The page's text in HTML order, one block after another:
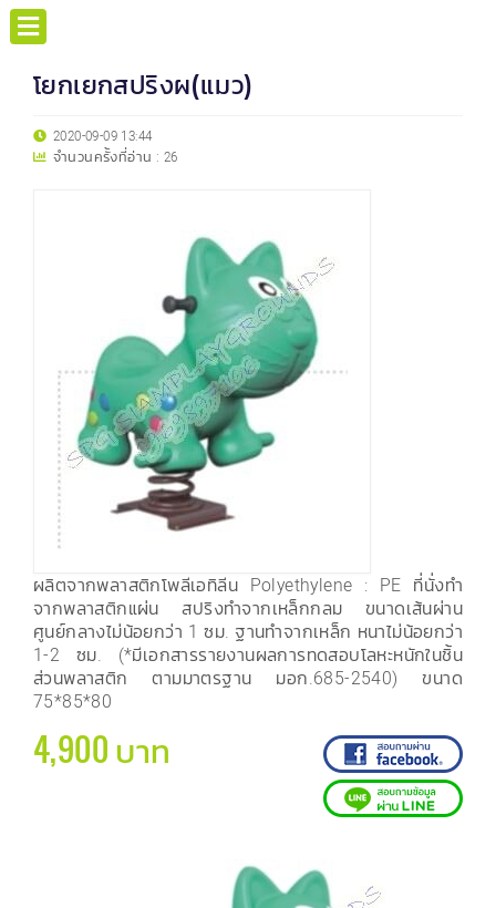
โยกเยกสปริงผ(แมว)
2020-09-09 13:44
จำนวนครั้งที่อ่าน : 26
ผลิตจากพลาสติกโพลีเอทิลีน Polyethylene : PE ที่นั่งทำ
จากพลาสติกแผ่น สปริงทำจากเหล็กกลม ขนาดเส้นผ่าน
ศูนย์กลางไม่น้อยกว่า 1 ซม. ฐานทำจากเหล็ก หนาไม่น้อยกว่า
1-2 ซม. (*มีเอกสารรายงานผลการทดสอบโลหะหนักในชิ้น
ส่วนพลาสติก ตามมาตรฐาน มอก.685-2540) ขนาด
75*85*80
4,900 บาท